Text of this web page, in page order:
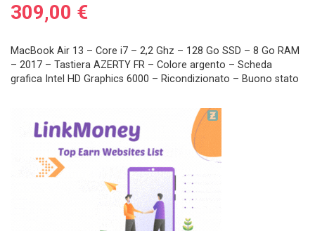
309,00 €
MacBook Air 13 – Core i7 – 2,2 Ghz – 128 Go SSD – 8 Go RAM
– 2017 – Tastiera AZERTY FR – Colore argento – Scheda
grafica Intel HD Graphics 6000 – Ricondizionato – Buono stato